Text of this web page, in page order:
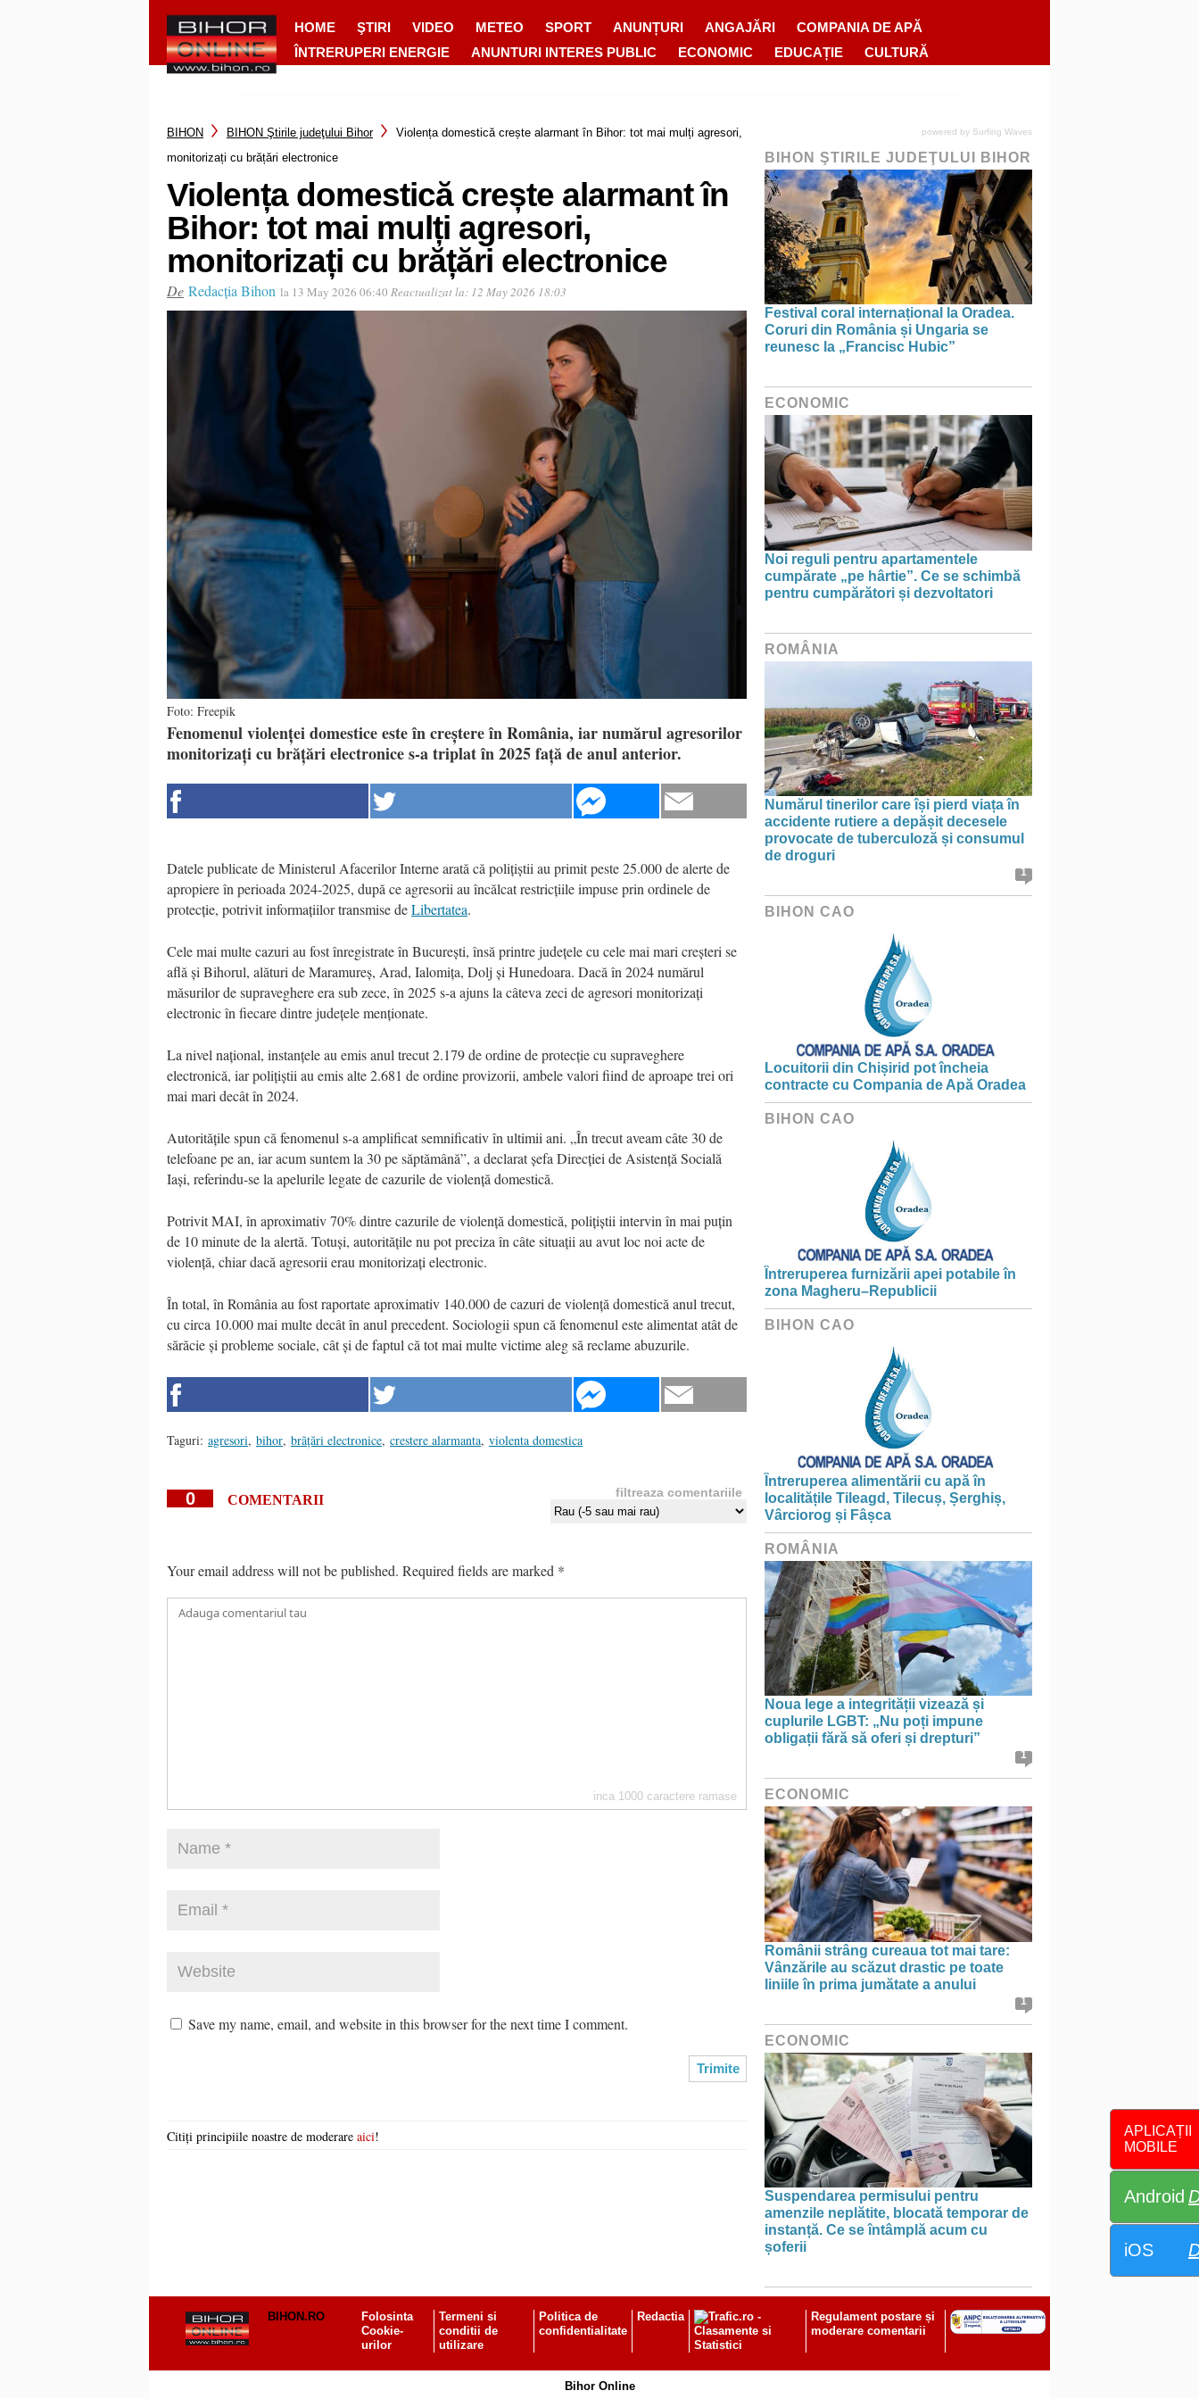
HOME ŞTIRI VIDEO METEO SPORT ANUNȚURI ANGAJĂRI
COMPANIA DE APĂ
ÎNTRERUPERI ENERGIE
ANUNTURI INTERES PUBLIC ECONOMIC EDUCAȚIE CULTURĂ
APLICAȚII
MOBILE
Android
iOS
BIHON BIHON Ştirile judeţului Bihor
Violența domestică crește alarmant în Bihor: tot mai mulți agresori,
monitorizați cu brățări electronice
Violența domestică crește alarmant în
Bihor: tot mai mulți agresori,
monitorizați cu brățări electronice
De Redacția Bihon la 13 May 2026 06:40 Reactualizat la: 12 May 2026 18:03
Foto: Freepik
Fenomenul violenței domestice este în creștere în România, iar numărul agresorilor
monitorizați cu brățări electronice s-a triplat în 2025 față de anul anterior.
Datele publicate de Ministerul Afacerilor Interne arată că polițiștii au primit peste 25.000 de alerte de
apropiere în perioada 2024-2025, după ce agresorii au încălcat restricțiile impuse prin ordinele de
protecție, potrivitinformațiilortransmise deLibertatea.
Cele mai multe cazuri au fost înregistrate în București, însă printre județele cu cele mai mari creșteri se
află și Bihorul, alături de Maramureș, Arad, Ialomița, Dolj și Hunedoara. Dacă în 2024 numărul
măsurilor de supraveghere era sub zece, în 2025 s-a ajuns la câteva zeci de agresori monitorizați
electronicîn fiecaredintrejudețelemenționate.
La nivel național, instanțele au emis anul trecut 2.179 de ordine de protecție cu supraveghere
electronică, iar polițiștii au emis alte 2.681 de ordine provizorii, ambele valori fiind de aproape trei ori
mai mari decât în 2024.
Autoritățile spun că fenomenul s-a amplificat semnificativ în ultimii ani. „În trecut aveam câte 30 de
telefoane pe an, iar acum suntem la 30 pe săptămână”, a declarat șefa Direcției de Asistență Socială
Iași, referindu-se la apelurile legate de cazurile de violență domestică.
Potrivit MAI, în aproximativ 70% dintre cazurile de violență domestică, polițiștii intervin în mai puțin
de 10 minute de la alertă. Totuși, autoritățile nu pot preciza în câte situații au avut loc noi acte de
violență, chiar dacă agresorii erau monitorizați electronic.
În total, în România au fost raportate aproximativ 140.000 de cazuri de violență domestică anul trecut,
cu circa 10.000 mai multe decât în anul precedent. Sociologii spun că fenomenul este alimentat atât de
sărăcie și probleme sociale, cât și de faptul că tot mai multe victime aleg să reclame abuzurile.
Taguri: agresori, bihor, brățări electronice, crestere alarmanta, violenta domestica
0 COMENTARII filtreaza comentariile
Your email address will not be published. Required fields are marked *
inca 1000 caractere ramase
Save my name, email, and website in this browser for the next time I comment.
Citiți principiile noastre de moderare aici!
powered by Surfing Waves
BIHON ŞTIRILE JUDEŢULUI BIHOR
Festival coral internațional la Oradea.
Coruri din România și Ungaria se
reunesc la „Francisc Hubic”
ECONOMIC
Noi reguli pentru apartamentele
cumpărate „pe hârtie”. Ce se schimbă
pentru cumpărători și dezvoltatori
ROMÂNIA
Numărul tinerilor care își pierd viața în
accidente rutiere a depășit decesele
provocate de tuberculoză și consumul
de droguri
1
BIHON CAO
Locuitorii din Chișirid pot încheia
contracte cu Compania de Apă Oradea
BIHON CAO
Întreruperea furnizării apei potabile în
zona Magheru–Republicii
BIHON CAO
Întreruperea alimentării cu apă în
localitățile Tileagd, Tilecuș, Șerghiș,
Vârciorog și Fâșca
ROMÂNIA
Noua lege a integrității vizează și
cuplurile LGBT: „Nu poți impune
obligații fără să oferi și drepturi”
1
ECONOMIC
Românii strâng cureaua tot mai tare:
Vânzările au scăzut drastic pe toate
liniile în prima jumătate a anului
1
ECONOMIC
Suspendarea permisului pentru
amenzile neplătite, blocată temporar de
instanță. Ce se întâmplă acum cu
șoferii
BIHON.RO
Folosinta
Cookie-
urilor
Termeni si
conditii de
utilizare
Politica de
confidentialitate
Redactia
Regulament postare și
moderare comentarii
Bihor Online